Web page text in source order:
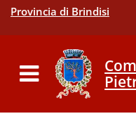
Provincia di Brindisi